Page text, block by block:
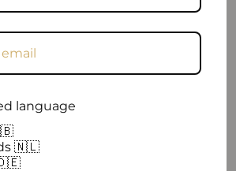
language
🇳🇱